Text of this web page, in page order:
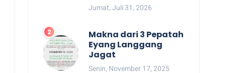
Jumat, Juli 31, 2026
Makna dari 3 Pepatah
Eyang Langgang
Jagat
Senin, November 17, 2025